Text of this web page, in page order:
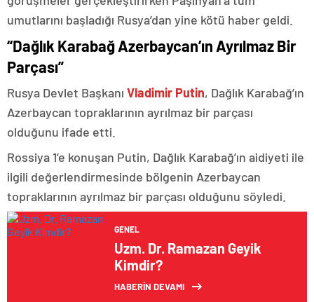
umutlarını başladığı Rusya’dan yine kötü haber geldi.
“Dağlık Karabağ Azerbaycan’ın Ayrılmaz Bir
Parçası”
Rusya Devlet Başkanı Vladimir Putin, Dağlık Karabağ’ın
Azerbaycan topraklarının ayrılmaz bir parçası
olduğunu ifade etti.
Rossiya 1’e konuşan Putin, Dağlık Karabağ’ın aidiyeti ile
ilgili değerlendirmesinde bölgenin Azerbaycan
topraklarının ayrılmaz bir parçası olduğunu söyledi.
GENEL
Uzm. Dr. Ramazan Geyik
Kimdir?
HABERİN DEVAMI